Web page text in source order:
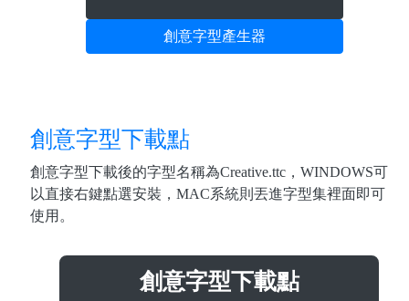
創意字型產生器
創意字型下載點
創意字型下載後的字型名稱為Creative.ttc，WINDOWS可
以直接右鍵點選安裝，MAC系統則丟進字型集裡面即可
使用。
創意字型下載點